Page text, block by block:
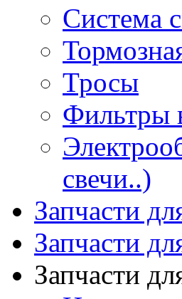
Система
Тросы
Фильтры
свечи..)
Запчасти
Запчасти
Запчасти